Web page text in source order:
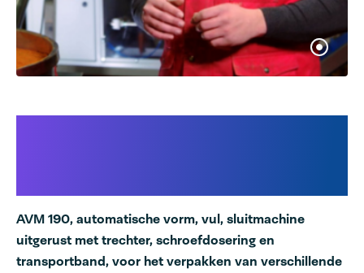
AVM 190, automatische vorm, vul, sluitmachine
uitgerust met trechter, schroefdosering en
transportband, voor het verpakken van verschillende